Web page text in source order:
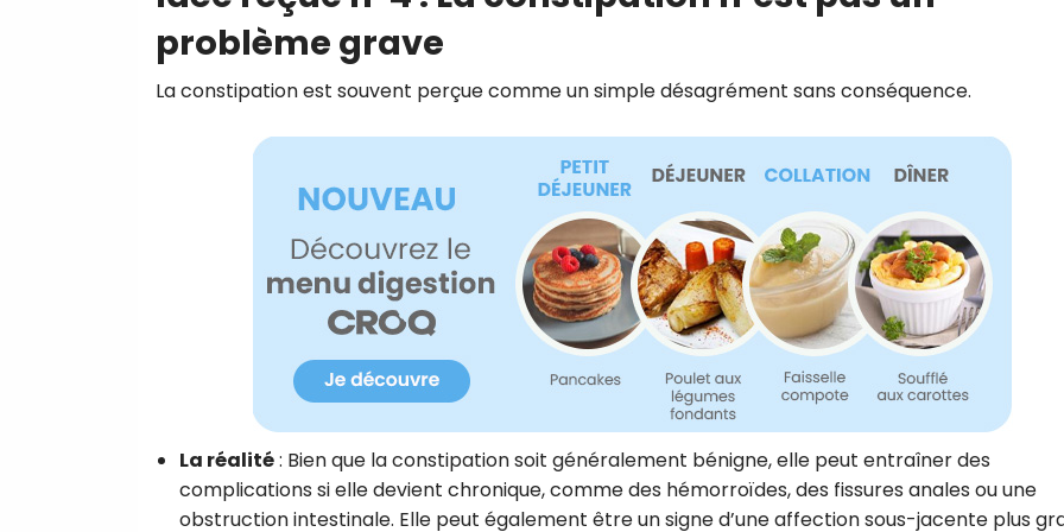
problème grave
La constipation est souvent perçue comme un simple désagrément sans conséquence.
La réalité: Bien que la constipation soit généralement bénigne, elle peut entraîner des
complications si elle devient chronique, comme des hémorroïdes, des fissures anales ou une
obstruction intestinale. Elle peut également être un signe d’une affection sous-jacente plus